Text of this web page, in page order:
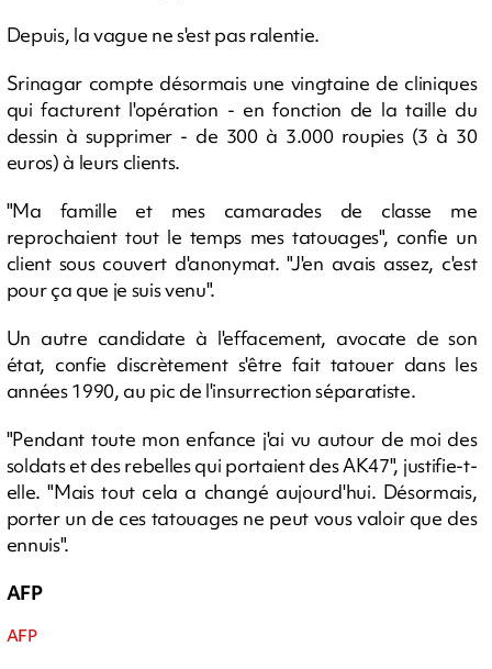
Depuis, la vague ne s'est pas ralentie.
Srinagar compte désormais une vingtaine de cliniques
qui facturent l'opération - en fonction de la taille du
dessin à supprimer - de 300 à 3.000 roupies (3 à 30
euros) à leurs clients.
"Ma famille et mes camarades de classe me
reprochaient tout le temps mes tatouages", confie un
client sous couvert d'anonymat. "J'en avais assez, c'est
pour ça que je suis venu".
Un autre candidate à l'effacement, avocate de son
état, confie discrètement s'être fait tatouer dans les
années 1990, au pic de l'insurrection séparatiste.
"Pendant toute mon enfance j'ai vu autour de moi des
soldats et des rebelles qui portaient des AK47", justifie-t-
elle. "Mais tout cela a changé aujourd'hui. Désormais,
porter un de ces tatouages ne peut vous valoir que des
ennuis".
AFP
AFP